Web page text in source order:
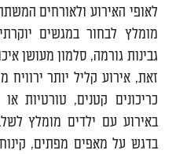
לאופי האירוע ולאורחים
מומלץ לבחור במגשים
גבינות גורמה, סלמון מעושן
זאת, אירוע קליל יותר ירוויח
כריכונים קטנים, טורטיות
באירוע עם ילדים מומלץ
בדגש על מאפים מפתים,